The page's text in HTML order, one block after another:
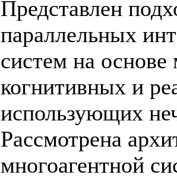
Представлен
параллельных
систем на
когнитивных и
использующих
Рассмотрена
многоагентной